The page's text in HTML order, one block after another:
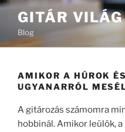
Tartalomhoz
GITÁR VILÁG
Blog
AMIKOR A HÚROK
UGYANARRÓL
A gitározás számomra
hobbinál. Amikor leülök,